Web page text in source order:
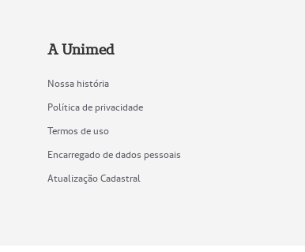
A Unimed
Nossa história
Política de privacidade
Termos de uso
Encarregado de dados pessoais
Atualização Cadastral